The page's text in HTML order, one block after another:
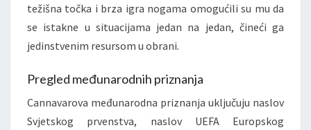
težišna točka i brza igra nogama omogućili su mu da
se istakne u situacijama jedan na jedan, čineći ga
jedinstvenim resursom u obrani.
Pregled međunarodnih priznanja
Cannavarova međunarodna priznanja uključuju naslov
Svjetskog prvenstva, naslov UEFA Europskog